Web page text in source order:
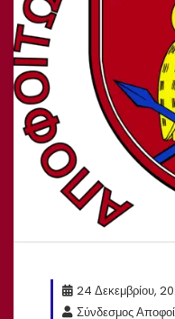
24 Δεκεμβρίου,
Σύνδεσμος